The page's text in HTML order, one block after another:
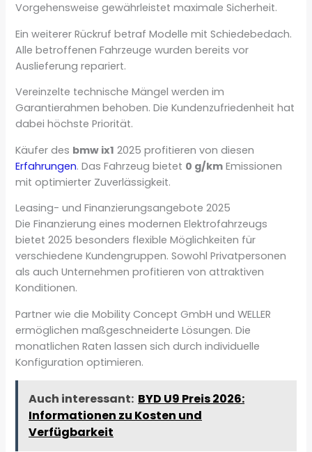
Vorgehensweise gewährleistet maximale Sicherheit.
Ein weiterer Rückruf betraf Modelle mit Schiedebedach.
Alle betroffenen Fahrzeuge wurden bereits vor
Auslieferung repariert.
Vereinzelte technische Mängel werden im
Garantierahmen behoben. Die Kundenzufriedenheit hat
dabei höchste Priorität.
Käufer des bmw ix1 2025 profitieren von diesen
Erfahrungen. Das Fahrzeug bietet 0 g/km Emissionen
mit optimierter Zuverlässigkeit.
Leasing- und Finanzierungsangebote 2025
Die Finanzierung eines modernen Elektrofahrzeugs
bietet 2025 besonders flexible Möglichkeiten für
verschiedene Kundengruppen. Sowohl Privatpersonen
als auch Unternehmen profitieren von attraktiven
Konditionen.
Partner wie die Mobility Concept GmbH und WELLER
ermöglichen maßgeschneiderte Lösungen. Die
monatlichen Raten lassen sich durch individuelle
Konfiguration optimieren.
Auch interessant: BYD U9 Preis 2026:
Informationen zu Kosten und
Verfügbarkeit